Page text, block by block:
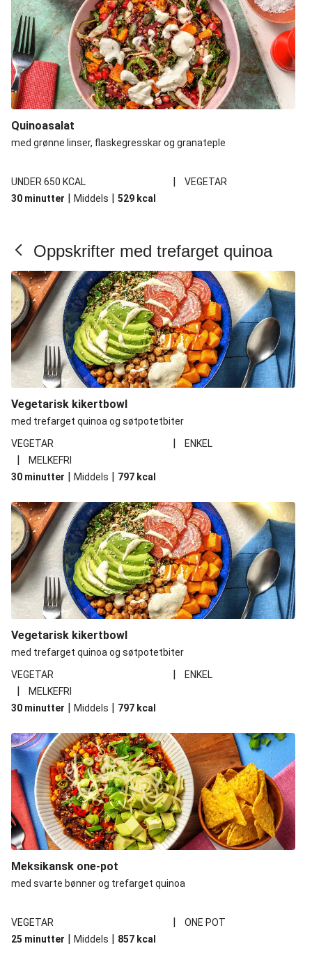
Quinoasalat
med grønne linser, flaskegresskar og granateple
UNDER 650 KCAL |
VEGETAR
30 minutter | Middels | 529 kcal
Oppskrifter med trefarget quinoa
Vegetarisk kikertbowl
med trefarget quinoa og søtpotetbiter
VEGETAR
| ENKEL
|
MELKEFRI
30 minutter | Middels | 797 kcal
Vegetarisk kikertbowl
med trefarget quinoa og søtpotetbiter
VEGETAR
| ENKEL
|
MELKEFRI
30 minutter | Middels | 797 kcal
Meksikansk one-pot
med svarte bønner og trefarget quinoa
VEGETAR |
ONE POT
25 minutter | Middels | 857 kcal